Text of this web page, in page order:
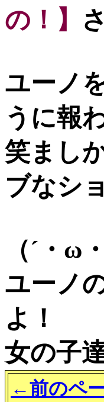
の！】
ユーノ
うに報
笑まし
ブなシ
（´・ω
ユーノ
よ！
女の子
←前のペ